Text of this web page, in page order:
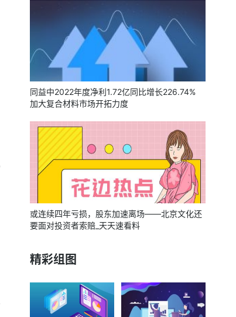
同益中2022年度净利1.72亿同比增长226.74%
加大复合材料市场开拓力度
或连续四年亏损，股东加速离场——北京文化还
要面对投资者索赔_天天速看料
精彩组图